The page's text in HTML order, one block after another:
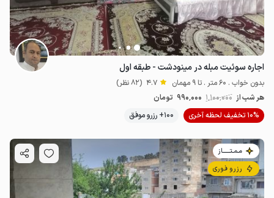
2.25میلیون ت 4.9
اجاره سوئیت مبله در مینودشت - طبقه اول
بدون خواب . 60 متر . تا 9 مهمان 4.7 (82 نظر)
هر شب از 1٬100٬000 990٬000 تومان
10% تخفیف لحظه آخری
100+ رزرو موفق
مـمـتــــــاز
رزرو فوری